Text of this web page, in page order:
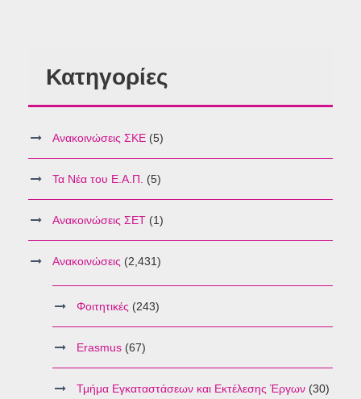
Κατηγορίες
Ανακοινώσεις ΣΚΕ (5)
Τα Νέα του Ε.Α.Π. (5)
Ανακοινώσεις ΣΕΤ (1)
Ανακοινώσεις (2,431)
Φοιτητικές (243)
Erasmus (67)
Τμήμα Εγκαταστάσεων και Εκτέλεσης Έργων (30)